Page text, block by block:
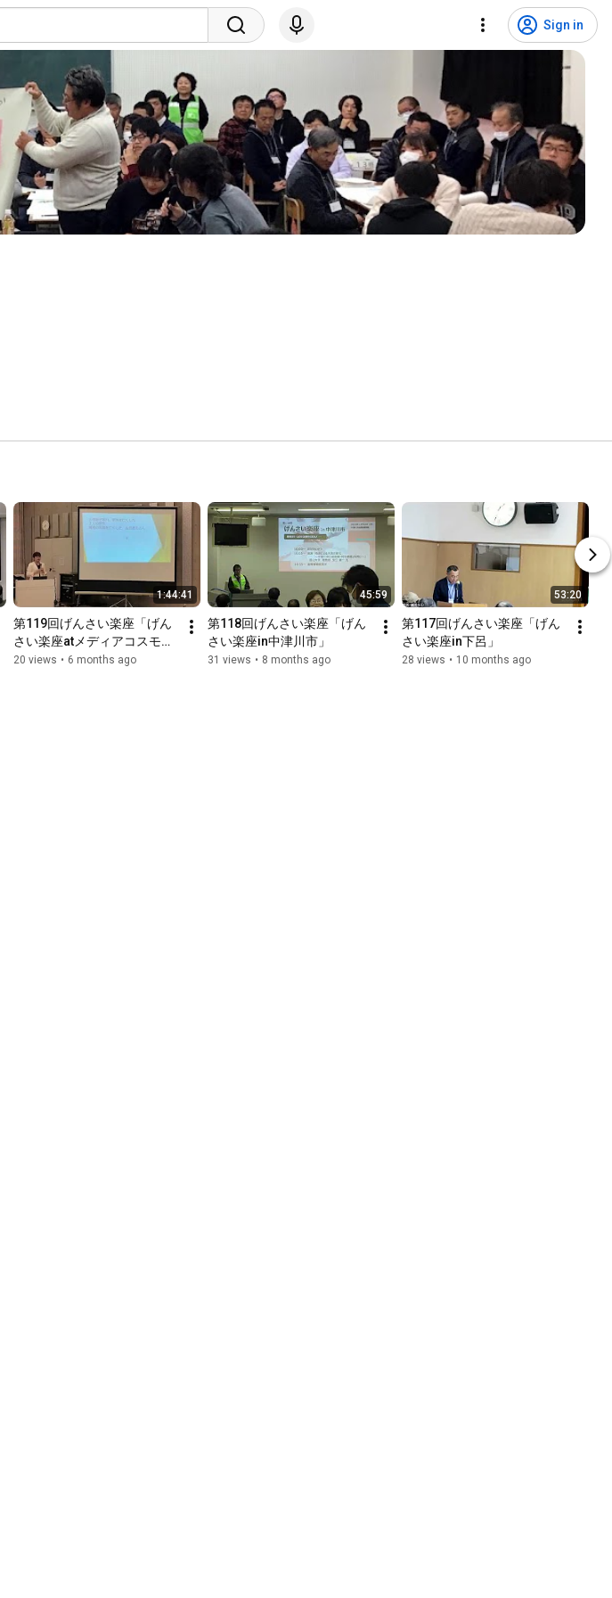
Sign in
1:44:41
第119回げんさい楽座「げん
さい楽座atメディアコスモ
ス」
20 views • 6 months ago
45:59
第118回げんさい楽座「げん
さい楽座in中津川市」
31 views • 8 months ago
53:20
第117回げんさい楽座「げん
さい楽座in下呂」
28 views • 10 months ago